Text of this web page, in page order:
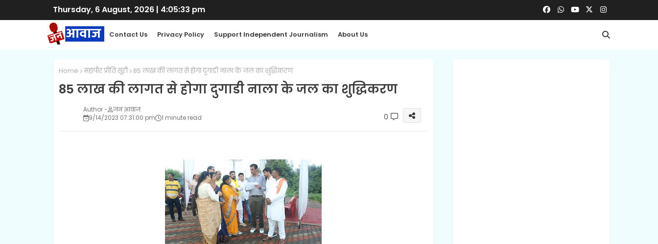
Thursday, 6 August, 2026| 4:05:34 pm
Contact Us Privacy Policy Support Independent Journalism About Us
Home महापौर प्रीति सूरी 85 लाख की लागत से होगा दुगाडी नाला के जल का शुद्धिकरण
85 लाख की लागत से होगा दुगाडी नाला के जल का शुद्धिकरण
जन आवाज
9/14/2023 07:31:00 pm
1 minute read 0